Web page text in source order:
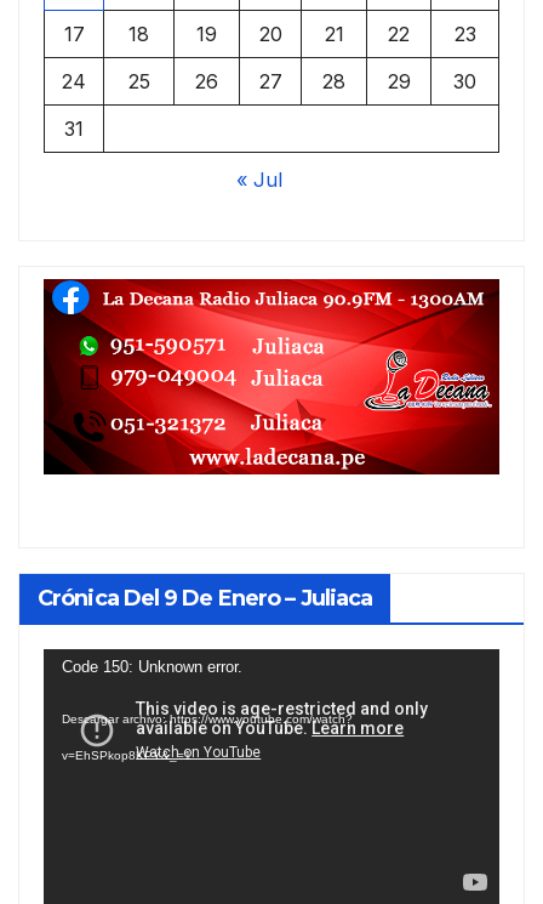
17 18 19 20 21 22
23
24
25 26 27 28 29
30
31
« Jul
Crónica Del 9 De Enero – Juliaca
Reproductor
vídeo
Code 150: Unknown error.
Descargar archivo: https://www.youtube.com/watch?
v=EhSPkop8KPY&_=1